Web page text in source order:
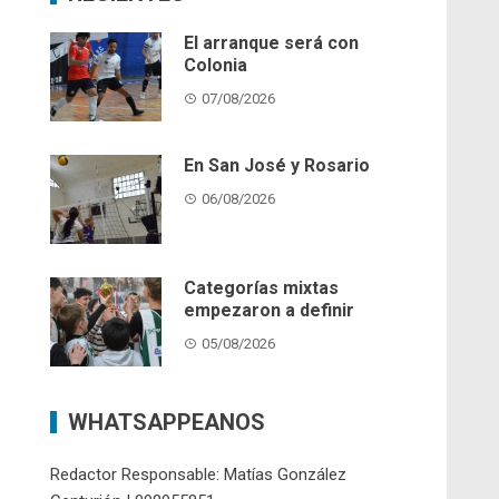
El arranque será con
Colonia
07/08/2026
En San José y Rosario
06/08/2026
Categorías mixtas
empezaron a definir
05/08/2026
WHATSAPPEANOS
Redactor Responsable: Matías González